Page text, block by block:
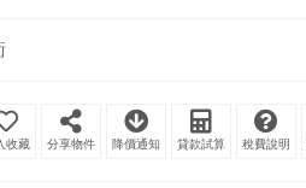
分享物件 降價通知 貸款試算 稅費說明